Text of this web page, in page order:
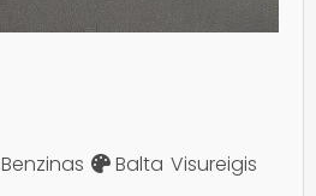
Benzinas Balta Visureigis